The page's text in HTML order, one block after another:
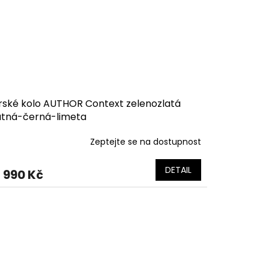
kolo AUTHOR Context zelenozlatá
černá-limeta
Zeptejte se na dostupnost
Kč DETAIL